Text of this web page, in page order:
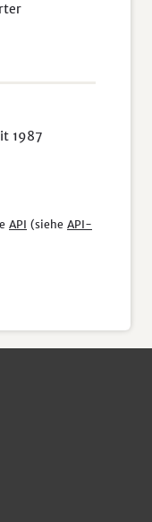
1987
API (siehe API-